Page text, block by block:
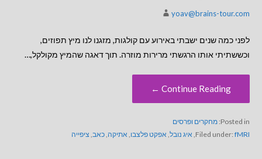
yoav@brains-tour.com
לפני כמה שנים ישבתי באירוע עם קולגות, מזגנו לנו מיץ תפוזים,
וכששתיתי אותו הרגשתי מרירות מוזרה. תוך דאגה שהמיץ מקולקל,…
Continue Reading ←
Posted in: מחקרים ופרסים
Filed under:fMRI
, איג נובל, אפקט פלצבו, אתיקה,כאב, ציפייה